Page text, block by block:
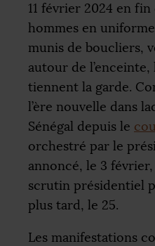
11 février 2024 en
hommes en
munis de boucliers,
autour de
tiennent la garde.
l’ère nouvelle dans
Sénégal depuis le
orchestré par le
annoncé, le 3
scrutin présidentiel
plus tard, le 25.
Les manifestations